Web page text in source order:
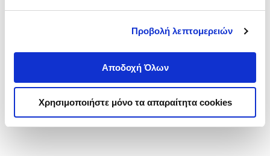
Προβολή λεπτομερειών
Αποδοχή Όλων
Χρησιμοποιήστε μόνο τα απαραίτητα cookies